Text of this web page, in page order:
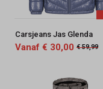
Carsjeans Jas Glenda
Vanaf € 30,00 € 59,99